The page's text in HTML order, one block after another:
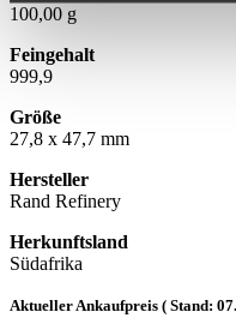
100,00 g
Feingehalt
999,9
Größe
27,8 x 47,7 mm
Hersteller
Rand Refinery
Herkunftsland
Südafrika
Aktueller Ankaufpreis ( Stand: